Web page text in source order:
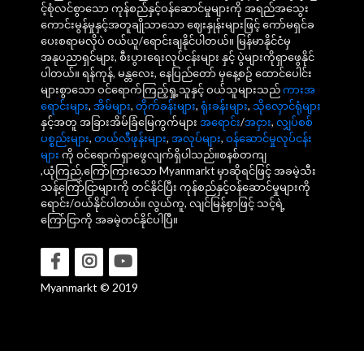
င့်စုံလင်စွာသော ကုန်စည်နှင့်ဝန်ဆောင်မှုများကို အရည်အသွေး
ကောင်းမွန်မှုနှင့်အတူချိုသာသော ဈေးနှုန်းများဖြင့် ကော်မရှင်ခ
ပေးစရာမလိုပဲ ဝယ်ယူ/ရောင်းချနိုင်ပါတယ်။ မြန်မာနိုင်ငံမှ
အနုပညာရှင်များ, စီးပွားရေးလုပ်ငန်းများ နှင့် ပွဲများကိုရှာဖွေနိုင်
ပါတယ်။ ရန်ကုန်, မန္တလေး, နေပြည်တော် မှနေ့စဥ် ထောင်ပေါင်း
များစွာသော ဝင်ရောက်ကြည့်ရှု့သူနှင့် ဝယ်သူများသည်ကားအ
ရောင်းများ, အိမ်များ, တိုက်ခန်းများ, ရုံးခန်းများ, သိုလှောင်ရုံများ
နှင့်အတူ အခြားအိမ်ခြံမြေကွက်များ အရောင်း/အငှား, လျှပ်စစ်
ပစ္စည်းများ, တယ်လီဖုန်းများ, အလုပ်များ, ဝန်ဆောင်မှုလုပ်ငန်း
များ ကို ဝင်ရောက်ရှာဖွေလျက်ရှိပါသည်။စနစ်တကျ
,ယုံကြည်,ကြော်ကြားသော Myanmarkt မှာဆိုရင်ဖြင့် အခမဲ့သီး
သန့်ကြော်ငြာများကို တင်နိုင်ပြီး ကုန်စည်နှင့်ဝန်ဆောင်မှုများကို
ရောင်း/ဝယ်နိုင်ပါတယ်။ လွယ်ကူ, လျင်မြန်စွာဖြင့် သင့်ရဲ့
ကြော်ငြာကို အခမဲ့တင်နိုင်ပါပြီ။
Myanmarkt © 2019